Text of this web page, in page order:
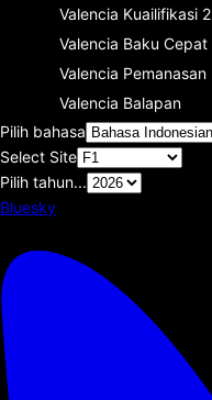
Valencia Kuailifikasi 2
Valencia Baku Cepat
Valencia Pemanasan
Valencia Balapan
Pilih bahasa
Select Site
Pilih tahun...
Bluesky